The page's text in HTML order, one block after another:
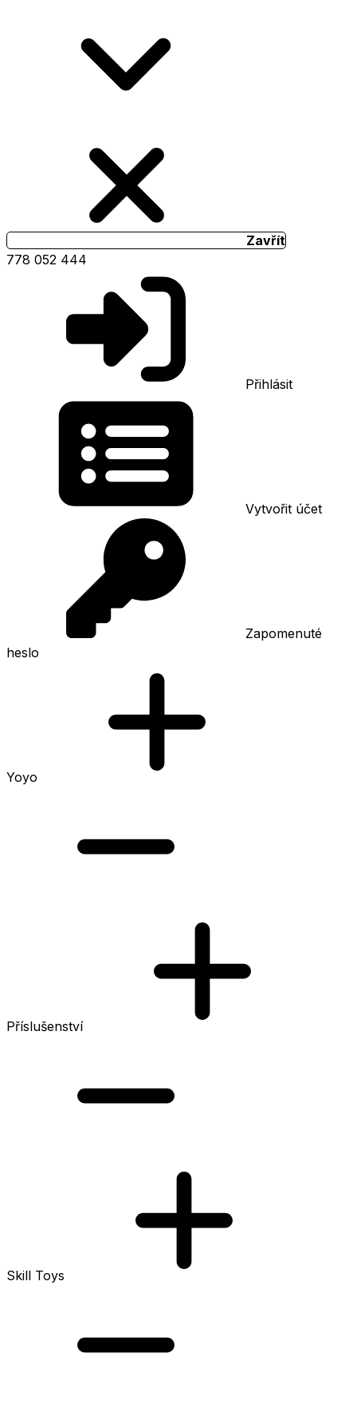
Zavřít
778 052 444
Přihlásit
Vytvořit účet
Zapomenuté
heslo
Yoyo
Příslušenství
Skill Toys